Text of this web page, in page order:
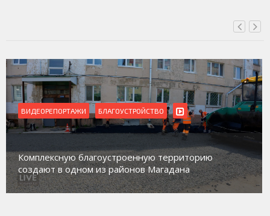
ВИДЕОРЕПОРТАЖИ БЛАГОУСТРОЙСТВО
Комплексную благоустроенную территорию
создают в одном из районов Магадана